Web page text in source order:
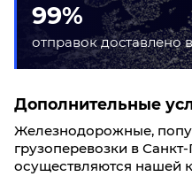
99%
отправок доставлено
Дополнительные
Железнодорожные,
грузоперевозки в
осуществляются нашей